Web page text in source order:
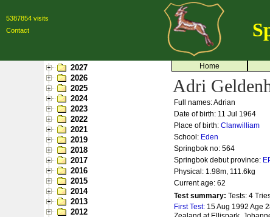
5387854 visits
Contact
2027
2026
2025
2024
2023
2022
2021
2019
2018
2017
2016
2015
2014
2013
2012
Home
Adri
Full names: Adrian
Date of birth: 11 Jul 1964
Place of birth: Clanwilliam
School: Eden
Springbok no: 564
Springbok debut province:
Physical: 1.98m, 111.6kg
Current age: 62
Test summary: Tests: 4
First Test: 15 Aug 1992 Age